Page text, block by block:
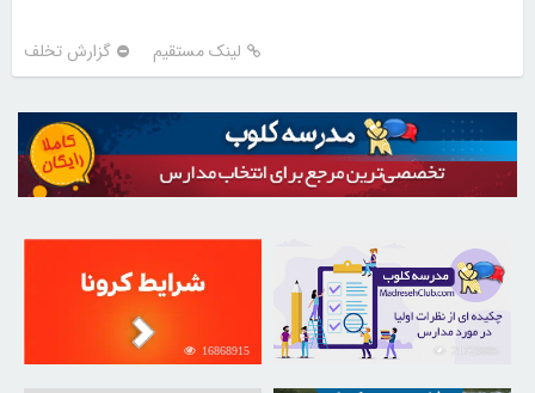
لینک مستقیم گزارش تخلف
16868915